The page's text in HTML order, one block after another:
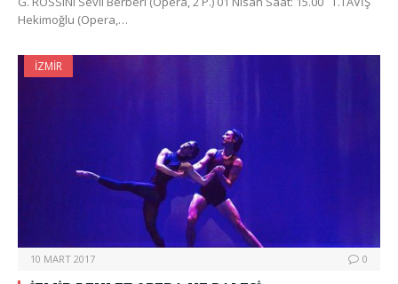
Hekimoğlu (Opera,…
İZMIR
10 MART 2017 0